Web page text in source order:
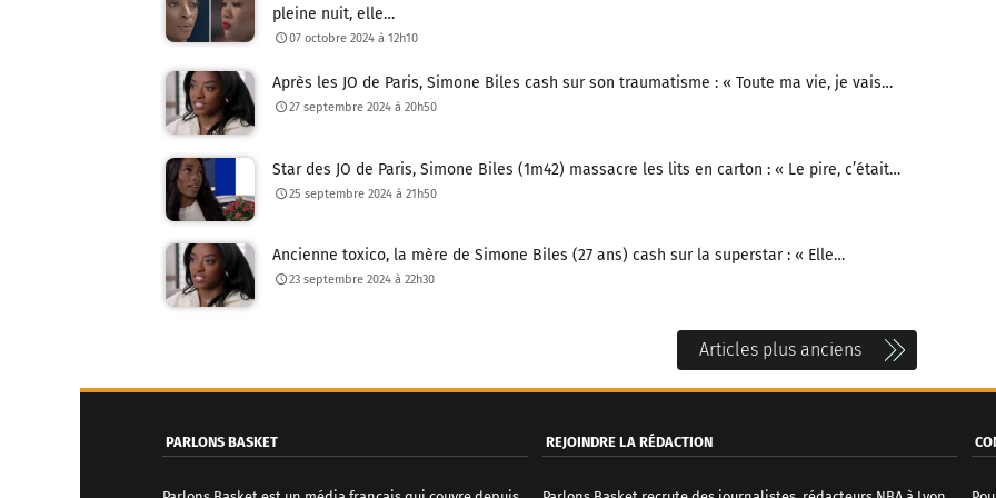
pleine nuit, elle…
07 octobre 2024 à 12h10
Après les JO de Paris, Simone Biles cash sur son traumatisme : « Toute ma vie, je vais…
27 septembre 2024 à 20h50
Star des JO de Paris, Simone Biles (1m42) massacre les lits en carton : « Le pire, c’était…
25 septembre 2024 à 21h50
Ancienne toxico, la mère de Simone Biles (27 ans) cash sur la superstar : « Elle…
23 septembre 2024 à 22h30
a
v
Articles plus anciens
PARLONS BASKET REJOINDRE LA RÉDACTION